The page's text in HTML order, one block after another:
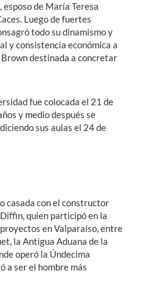
de María Teresa
Luego de fuertes
todo su dinamismo y
y consistencia económica a
Brown destinada a concretar
fue colocada el 21 de
y medio después se
sus aulas el 24 de
casada con el constructor
quien participó en la
en Valparaíso, entre
la Antigua Aduana de la
operó la Úndecima
a ser el hombre más